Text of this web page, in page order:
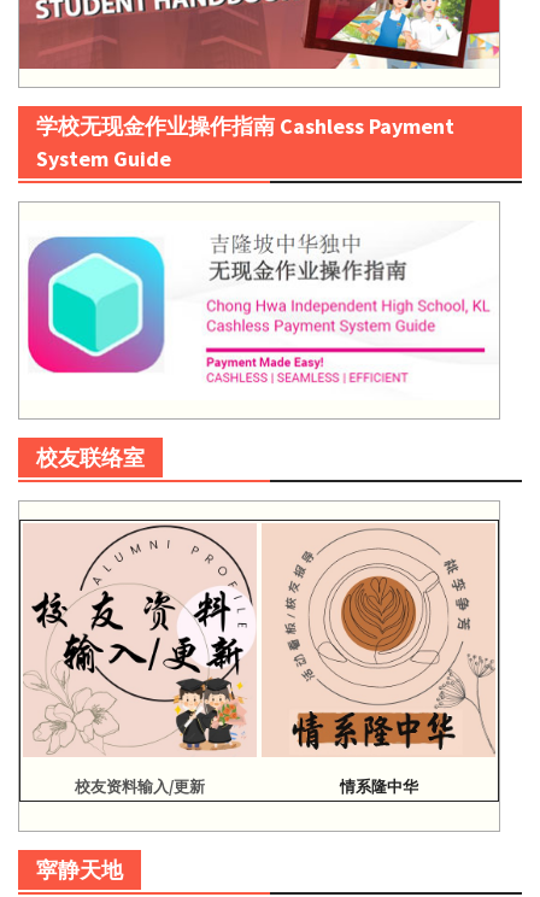
学校无现金作业操作指南 Cashless Payment
System Guide
校友联络室
校友资料输入/更新 情系隆中华
寜静天地